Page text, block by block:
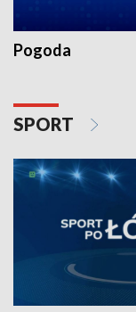
Pogoda
SPORT